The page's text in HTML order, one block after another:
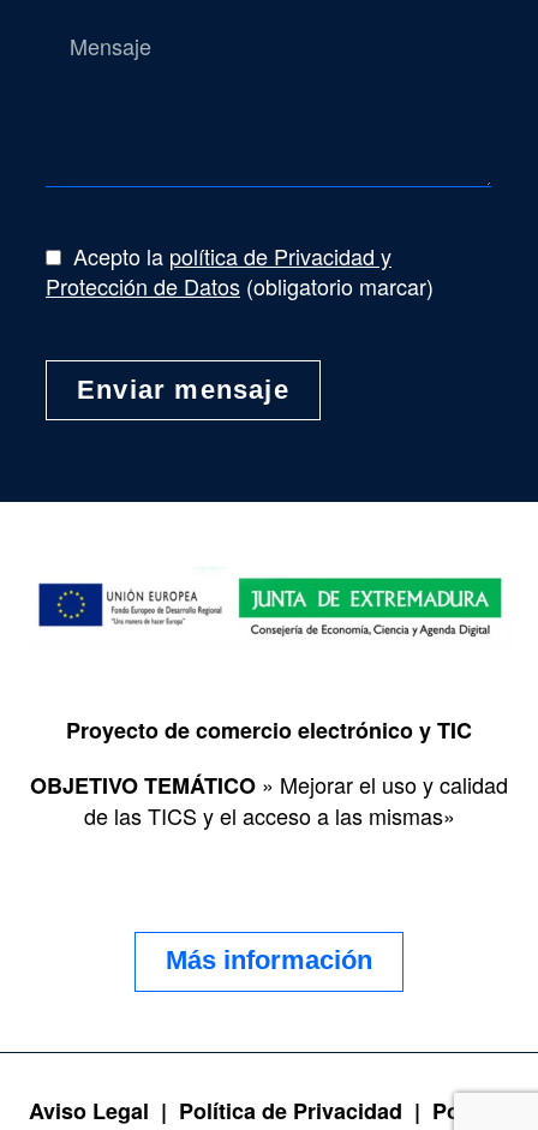
Acepto la política de Privacidad y
Protección de Datos (obligatorio marcar)
Proyecto de comercio electrónico y TIC
OBJETIVO TEMÁTICO » Mejorar el uso y calidad
de las TICS y el acceso a las mismas»
Más información
Aviso Legal | Política de Privacidad | Política